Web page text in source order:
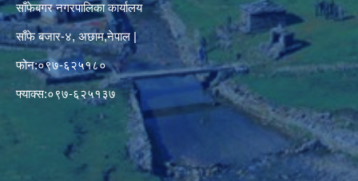
साँफेबगर नगरपालिका कार्यालय
साँफे बजार-४, अछाम,नेपाल |
फोन:०९७-६२५१८०
फ्याक्स:०९७-६२५१३७